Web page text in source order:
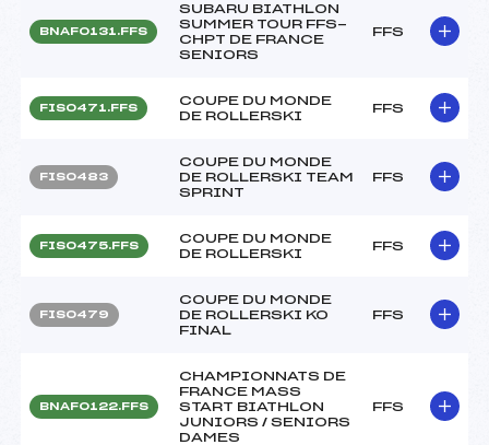
BNAF0131.FFS
SUBARU BIATHLON
SUMMER TOUR FFS-
CHPT DE FRANCE
SENIORS
FFS
FIS0471.FFS
COUPE DU MONDE
DE ROLLERSKI
FFS
FIS0483
COUPE DU MONDE
DE ROLLERSKI TEAM
SPRINT
FFS
FIS0475.FFS
COUPE DU MONDE
DE ROLLERSKI
FFS
FIS0479
COUPE DU MONDE
DE ROLLERSKI KO
FINAL
FFS
BNAF0122.FFS
CHAMPIONNATS DE
FRANCE MASS
START BIATHLON
JUNIORS / SENIORS
DAMES
FFS